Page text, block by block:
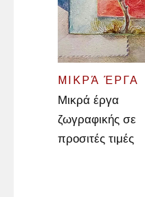
ΜΙΚΡΆ ΈΡΓΑ
Μικρά έργα
ζωγραφικής σε
προσιτές τιμές